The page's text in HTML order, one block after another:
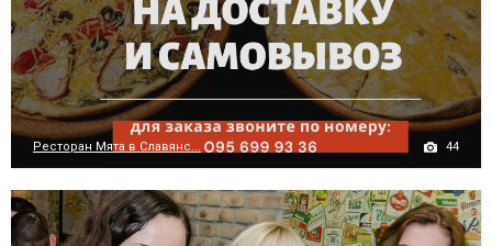
Ресторан Мята в Славянс... 44